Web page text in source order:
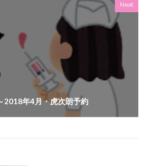
Next
2018年4月・虎次朗予約